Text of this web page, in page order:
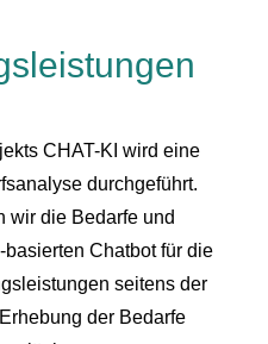
CHAT-KI wird eine
durchgeführt.
wir die Bedarfe und
Chatbot für die
seitens der
der Bedarfe